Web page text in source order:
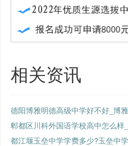
相关资讯
德阳博雅明德高级中学好不好_博
郫都区川科外国语学校高中怎么样
都江堰玉垒中学学费多少?玉垒中